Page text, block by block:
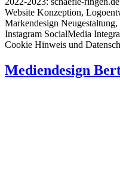
Website Konzeption,
Markendesign
Instagram SocialMedia
Cookie Hinweis und
Mediendesign